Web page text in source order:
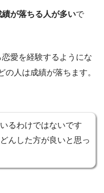
績が落ちる人が多いで
愛を経験するようにな
の人は成績が落ちます。
るわけではないです
んした方が良いと思っ